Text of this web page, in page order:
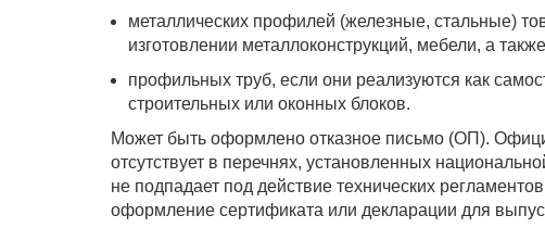
металлических профилей (железные, стальные)
изготовлении металлоконструкций, мебели, а
профильных труб, если они реализуются как
строительных или оконных блоков.
Может быть оформлено отказное письмо (ОП).
отсутствует в перечнях, установленных
не подпадает под действие технических
оформление сертификата или декларации для